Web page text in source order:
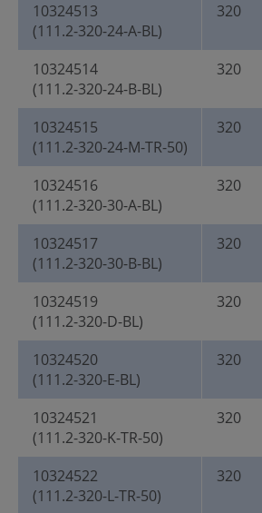
10324513
(111.2-320-24-A-BL)
320
10324514
(111.2-320-24-B-BL)
320
10324515
(111.2-320-24-M-TR-50)
320
10324516
(111.2-320-30-A-BL)
320
10324517
(111.2-320-30-B-BL)
320
10324519
(111.2-320-D-BL)
320
10324520
(111.2-320-E-BL)
320
10324521
(111.2-320-K-TR-50)
320
10324522
(111.2-320-L-TR-50)
320